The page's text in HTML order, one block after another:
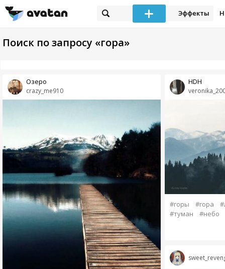
Эффекты
Поиск по запросу «гора»
crazy_me910
Озеро HDH
#горы #гора
#туман
#небо